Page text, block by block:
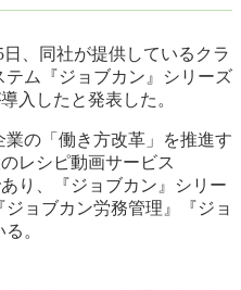
日、同社が提供しているクラ
ム『ジョブカン』シリーズ
入したと発表した。
業の「働き方改革」を推進す
レシピ動画サービス
あり、『ジョブカン』シリー
ョブカン労務管理』『ジョ
。